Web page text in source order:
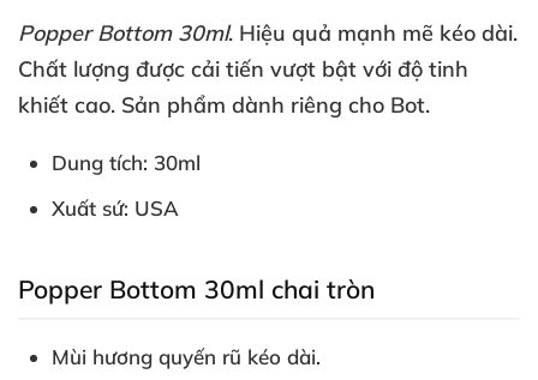
Popper Bottom 30ml. Hiệu quả mạnh mẽ kéo dài.
Chất lượng được cải tiến vượt bật với độ tinh
khiết cao. Sản phẩm dành riêng cho Bot.
Dung tích: 30ml
Xuất sứ: USA
Popper Bottom 30ml chai tròn
Mùi hương quyến rũ kéo dài.